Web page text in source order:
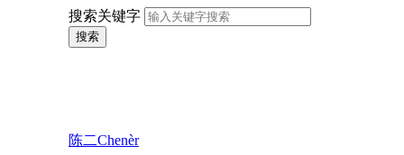
搜索关键字
搜索
陈二Chenèr